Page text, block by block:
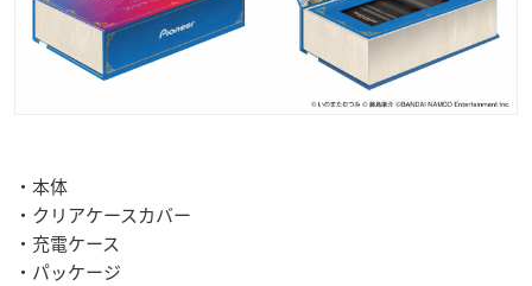
・本体
・クリアケースカバー
・充電ケース
・パッケージ